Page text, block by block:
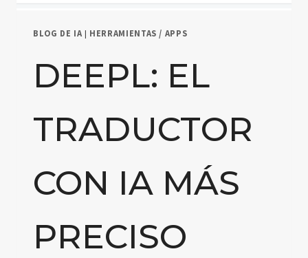
BLOG DE IA | HERRAMIENTAS / APPS
DEEPL: EL
TRADUCTOR
CON IA MÁS
PRECISO